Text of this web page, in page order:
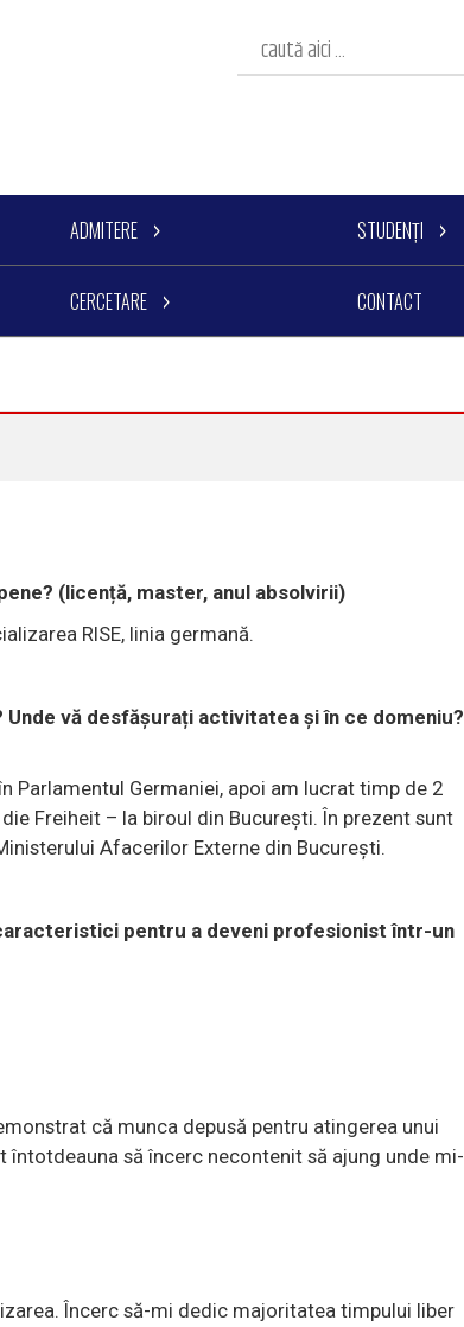
ADMITERE STUDENȚI
CERCETARE CONTACT
(licență, master, anul absolvirii)
RISE, linia germană.
vă desfășurați activitatea și în ce domeniu?
Parlamentul Germaniei, apoi am lucrat timp de 2
Freiheit – la biroul din București. În prezent sunt
Afacerilor Externe din București.
pentru a deveni profesionist într-un
că munca depusă pentru atingerea unui
să încerc necontenit să ajung unde mi-
Încerc să-mi dedic majoritatea timpului liber